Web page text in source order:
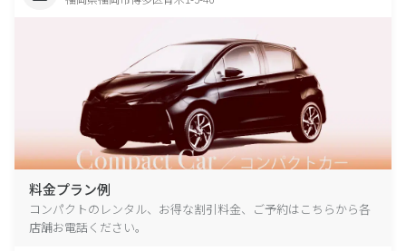
料金プラン例
コンパクトのレンタル、お得な割引料金、ご予約はこちらから各
店舗お電話ください。